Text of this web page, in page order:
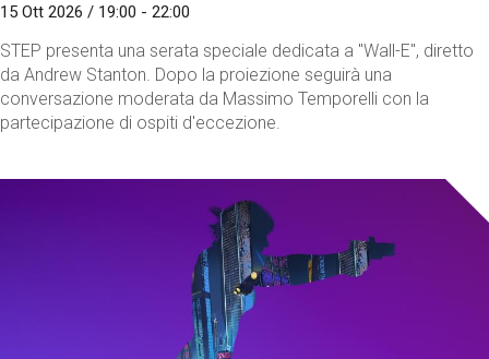
15 Ott 2026 / 19:00 - 22:00
STEP presenta una serata speciale dedicata a "Wall-E", diretto
da Andrew Stanton. Dopo la proiezione seguirà una
conversazione moderata da Massimo Temporelli con la
partecipazione di ospiti d'eccezione.